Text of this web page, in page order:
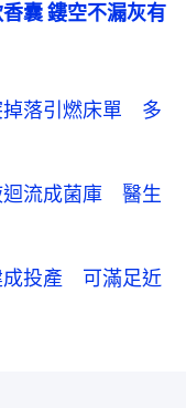
囊 鏤空不漏灰有
掉落引燃床單 多
迴流成菌庫 醫生
成投產 可滿足近